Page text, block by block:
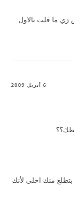
ما قلت بالاول
6 أبريل 2009
منك احلى لأنك